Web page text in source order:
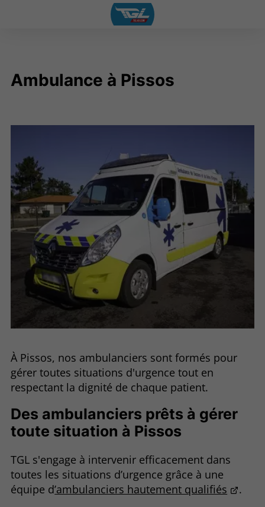
Ambulance à Pissos
À Pissos, nos ambulanciers sont formés pour
gérer toutes situations d'urgence tout en
respectant la dignité de chaque patient.
Des ambulanciers prêts à gérer
toute situation à Pissos
TGL s'engage à intervenir efficacement dans
toutes les situations d’urgence grâce à une
équipe d’ambulanciers hautement qualifiés
.